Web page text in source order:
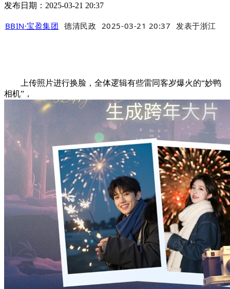
发布日期：2025-03-21 20:37
BBIN·宝盈集团 德清民政 2025-03-21 20:37 发表于浙江
上传照片进行换脸，全体逻辑有些雷同客岁爆火的“妙鸭
相机”，